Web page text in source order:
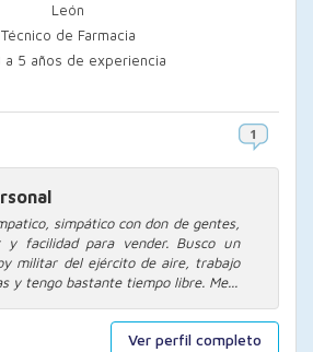
Ver perfil completo
León
Técnico de Farmacia
a 5 años de experiencia
simpático con don de gentes,
y facilidad para vender. Busco un
militar del ejército de aire, trabajo
y tengo bastante tiempo libre. Me...